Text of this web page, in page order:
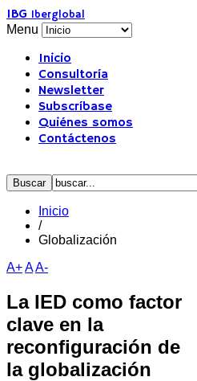
IBG Iberglobal
Menu
Inicio
Consultoría
Newsletter
Subscríbase
Quiénes somos
Contáctenos
Inicio
/
Globalización
A+AA-
La IED como factor
clave en la
reconfiguración de
la globalización